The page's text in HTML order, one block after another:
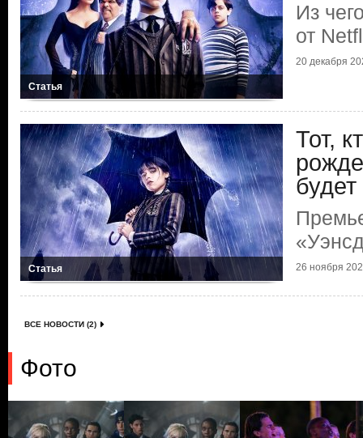
Статья
Из
от
20 декабря
Статья
Тот,
26 ноября
ВСЕ НОВОСТИ (2)
Фото